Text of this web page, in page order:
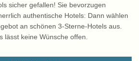
sicher gefallen! Sie bevorzugen
authentische Hotels: Dann wählen
an schönen 3-Sterne-Hotels aus.
lässt keine Wünsche offen.